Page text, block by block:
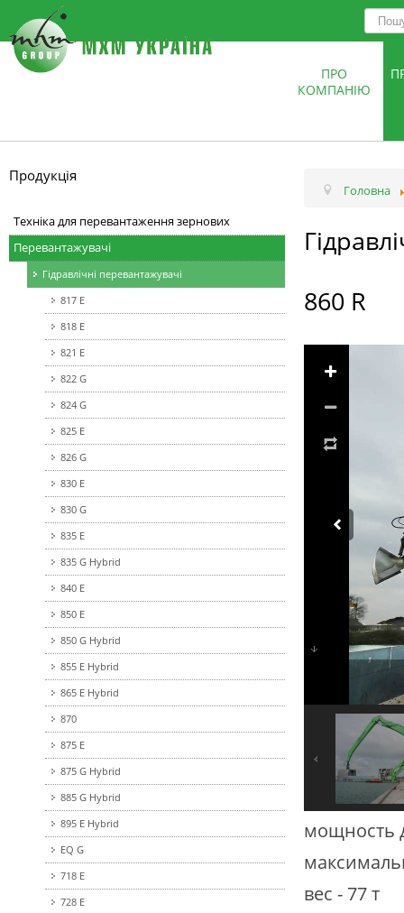
ПРО
КОМПАНІЮ
Продукція
Техніка для перевантаження зернових
Перевантажувачі
Гідравлічні перевантажувачі
817 E
818 Е
821 E
822 G
824 G
825 E
826 G
830 E
830 G
835 E
835 G Hybrid
840 E
850 E
850 G Hybrid
855 E Hybrid
865 E Hybrid
870
875 E
875 G Hybrid
885 G Hybrid
895 E Hybrid
EQ G
718 E
728 E
Головна
860 R
мощность
вес - 77 т